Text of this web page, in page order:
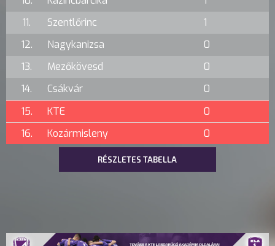
11.
Szentlőrinc
1
12.
Nagykanizsa
0
13.
Mezőkövesd
0
14.
Csákvár
0
15.
KTE
0
16.
Kozármisleny 0
RÉSZLETES TABELLA